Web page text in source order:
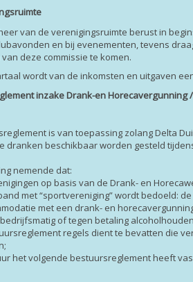
van de verenigingsruimte berust in
en bij evenementen, tevens
deze commissie te komen.
wordt van de inkomsten en uitgaven
inzake Drank-en Horecavergunning
is van toepassing zolang Delta
dranken beschikbaar worden gesteld
nemende dat:
op basis van de Drank- en
met “sportvereniging” wordt bedoeld:
met een drank- en
of tegen betaling
regels dient te bevatten die
het volgende bestuursreglement heeft